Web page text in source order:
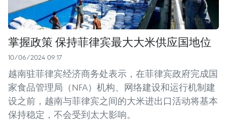
掌握政策 保持菲律宾最大大米供应国地位
10/06/2024 09:17
越南驻菲律宾经济商务处表示，在菲律宾政府完成国
家食品管理局（NFA）机构、网络建设和运行机制建
设之前，越南与菲律宾之间的大米进出口活动将基本
保持稳定，不会受到太大影响。